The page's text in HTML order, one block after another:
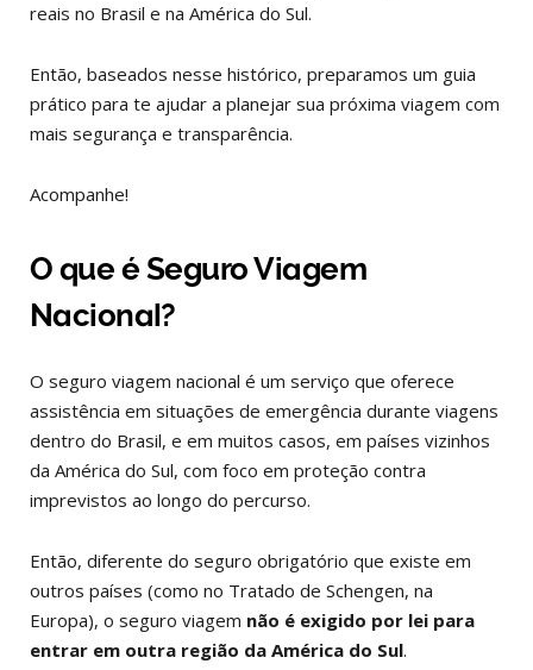
reais no Brasil e na América do Sul.
Então, baseados nesse histórico, preparamos um guia
prático para te ajudar a planejar sua próxima viagem com
mais segurança e transparência.
Acompanhe!
O que é Seguro Viagem
Nacional?
O seguro viagem nacional é um serviço que oferece
assistência em situações de emergência durante viagens
dentro do Brasil, e em muitos casos, em países vizinhos
da América do Sul, com foco em proteção contra
imprevistos ao longo do percurso.
Então, diferente do seguro obrigatório que existe em
outros países (como no Tratado de Schengen, na
Europa), o seguro viagem não é exigido por lei para
entrar em outra região da América do Sul.